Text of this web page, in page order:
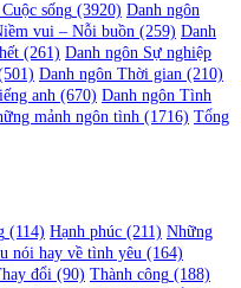
sống (3920) Danh ngôn
vui – Nỗi buồn (259) Danh
(261) Danh ngôn Sự nghiệp
Danh ngôn Thời gian (210)
anh (670) Danh ngôn Tình
mảnh ngôn tình (1716) Tổng
(114) Hạnh phúc (211) Những
nói hay về tình yêu (164)
đổi (90) Thành công (188)